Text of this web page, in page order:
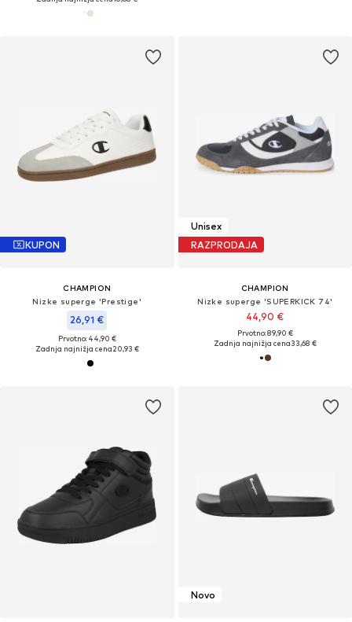
KUPON
CHAMPION
Nizke superge 'Prestige'
26,91 €
Prvotno: 44,90 €
Zadnja najnižja cena20,93 €
Unisex
RAZPRODAJA
CHAMPION
Nizke superge 'SUPERKICK 74'
44,90 €
Prvotno: 89,90 €
Zadnja najnižja cena33,68 €
Novo